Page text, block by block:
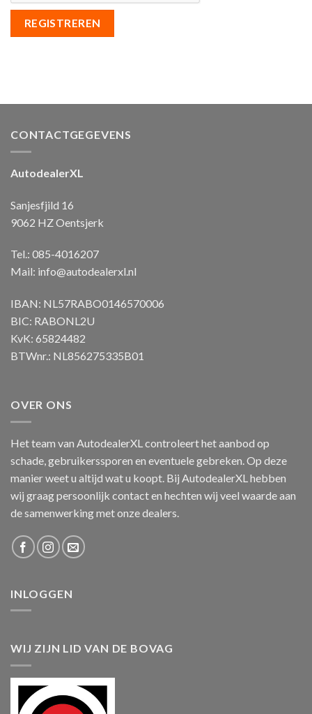
REGISTREREN
CONTACTGEGEVENS
AutodealerXL
Sanjesfjild 16
9062 HZ Oentsjerk
Tel.: 085-4016207
Mail: info@autodealerxl.nl
IBAN: NL57RABO0146570006
BIC: RABONL2U
KvK: 65824482
BTWnr.: NL856275335B01
OVER ONS
Het team van AutodealerXL controleert het aanbod op
schade, gebruikerssporen en eventuele gebreken. Op deze
manier weet u altijd wat u koopt. Bij AutodealerXL hebben
wij graag persoonlijk contact en hechten wij veel waarde aan
de samenwerking met onze dealers.
INLOGGEN
WIJ ZIJN LID VAN DE BOVAG